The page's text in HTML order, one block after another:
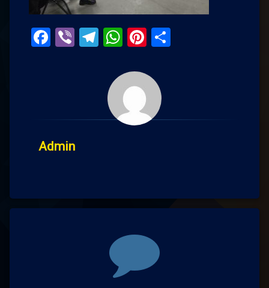
Facebook
ViberTelegram
WhatsApp
Pinterest
Admin